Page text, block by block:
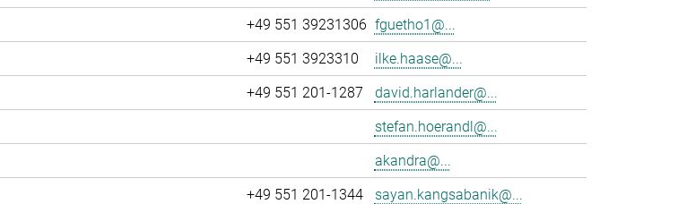
+49 551 39231306 fguetho1@...
+49 551 3923310
ilke.haase@...
+49 551 201-1287
david.harlander@...
stefan.hoerandl@...
akandra@...
+49 551 201-1344
sayan.kangsabanik@...